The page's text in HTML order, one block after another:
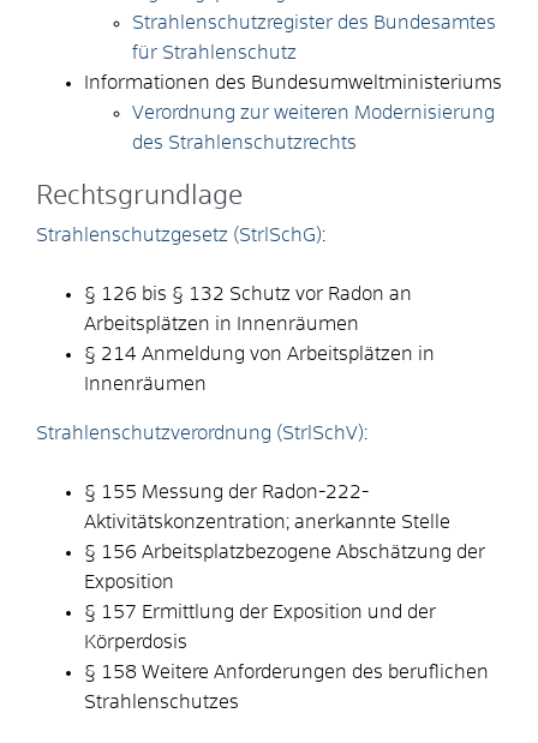
Strahlenschutzregister des Bundesamtes
für Strahlenschutz
Informationen des Bundesumweltministeriums
Verordnung zur weiteren Modernisierung
des Strahlenschutzrechts
Rechtsgrundlage
Strahlenschutzgesetz (StrlSchG):
§ 126 bis § 132 Schutz vor Radon an
Arbeitsplätzen in Innenräumen
§ 214 Anmeldung von Arbeitsplätzen in
Innenräumen
Strahlenschutzverordnung (StrlSchV):
§ 155 Messung der Radon-222-
Aktivitätskonzentration; anerkannte Stelle
§ 156 Arbeitsplatzbezogene Abschätzung der
Exposition
§ 157 Ermittlung der Exposition und der
Körperdosis
§ 158 Weitere Anforderungen des beruflichen
Strahlenschutzes